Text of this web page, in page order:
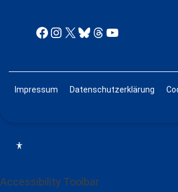
Facebook
Instagram
X Bluesky
Threads
YouTube
Impressum Datenschutzerklärung
Accessibility Toolbar